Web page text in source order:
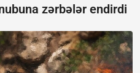
zərbələr endirdi